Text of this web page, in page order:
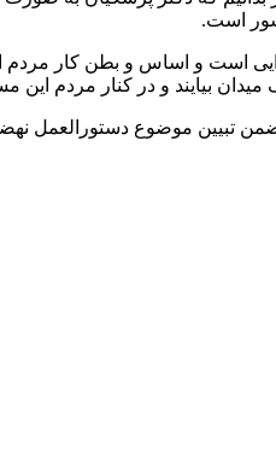
است.
است و اساس و بطن کار مردم
میدان بیایند و در کنار مردم
تبیین موضوع دستورالعمل